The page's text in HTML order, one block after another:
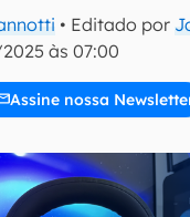
• Editado por
às 07:00
Assine nossa
inscreva-se
li, aceito e concordo com
de Privacidade do